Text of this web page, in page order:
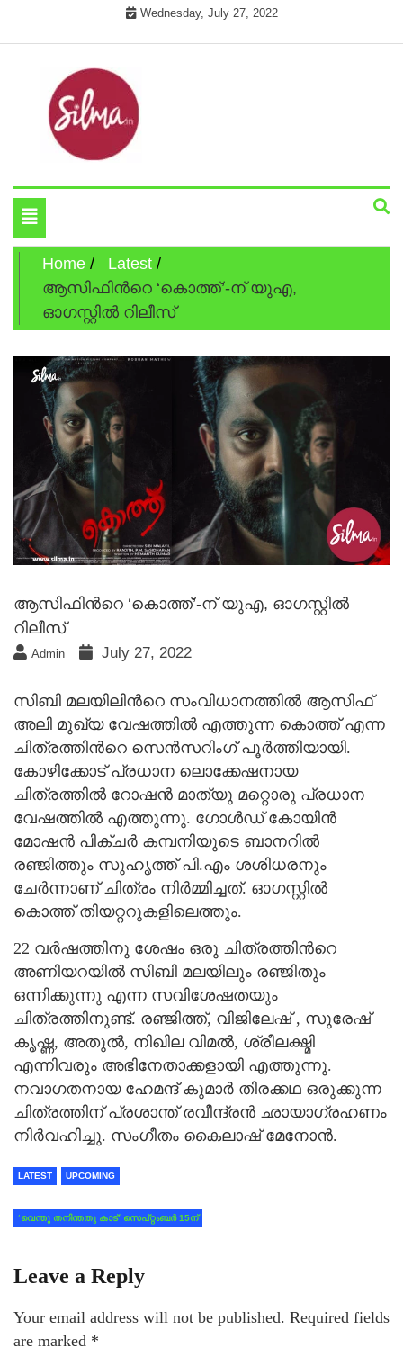
Wednesday, July 27, 2022
Silma.in
Toggle
navigation
Home
Latest
ആസിഫിന്‍റെ ‘കൊത്ത്’-ന് യുഎ,
ഓഗസ്റ്റില്‍ റിലീസ്
ആസിഫിന്‍റെ ‘കൊത്ത്’-ന് യുഎ, ഓഗസ്റ്റില്‍
റിലീസ്
Admin July 27, 2022
സിബി മലയിലിന്‍റെ സംവിധാനത്തില്‍ ആസിഫ്
അലി മുഖ്യ വേഷത്തില്‍ എത്തുന്ന കൊത്ത് എന്ന
ചിത്രത്തിന്‍റെ സെന്‍സറിംഗ് പൂര്‍ത്തിയായി.
കോഴിക്കോട് പ്രധാന ലൊക്കേഷനായ
ചിത്രത്തില്‍ റോഷന്‍ മാത്യു മറ്റൊരു പ്രധാന
വേഷത്തില്‍ എത്തുന്നു. ഗോൾഡ് കോയിൻ
മോഷൻ പിക്ചർ കമ്പനിയുടെ ബാനറില്‍
രഞ്ജിത്തും സുഹൃത്ത് പി.എം ശശിധരനും
ചേർന്നാണ് ചിത്രം നിർമ്മിച്ചത്. ഓഗസ്റ്റില്‍
കൊത്ത് തിയറ്ററുകളിലെത്തും.
22 വര്‍ഷത്തിനു ശേഷം ഒരു ചിത്രത്തിന്‍റെ
അണിയറയില്‍ സിബി മലയിലും രഞ്ജിതും
ഒന്നിക്കുന്നു എന്ന സവിശേഷതയും
ചിത്രത്തിനുണ്ട്. രഞ്ജിത്ത്, വിജിലേഷ് , സുരേഷ്
കൃഷ്ണ, അതുൽ, നിഖില വിമൽ, ശ്രീലക്ഷ്മി
എന്നിവരും അഭിനേതാക്കളായി എത്തുന്നു.
നവാഗതനായ ഹേമന്ദ് കുമാര്‍ തിരക്കഥ ഒരുക്കുന്ന
ചിത്രത്തിന് പ്രശാന്ത് രവീന്ദ്രന്‍ ഛായാഗ്രഹണം
നിര്‍വഹിച്ചു. സംഗീതം കൈലാഷ് മേനോന്‍.
LATEST UPCOMING
‘വെന്തു തനിന്തതു കാട്’ സെപ്റ്റംബര്‍ 15ന്
Leave a Reply
Your email address will not be published. Required fields
are marked *